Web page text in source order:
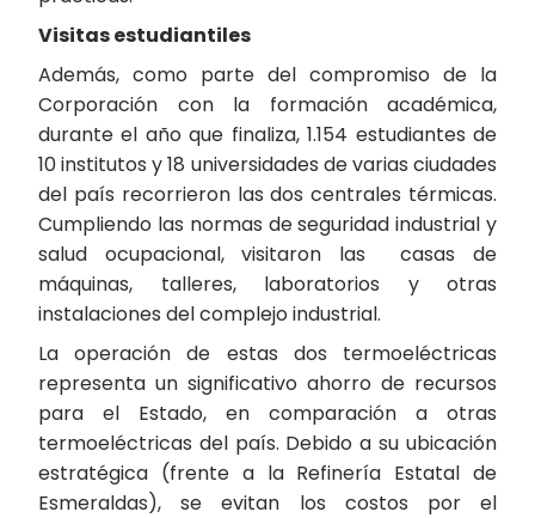
Visitas estudiantiles
Además, como parte del compromiso de la
Corporación con la formación académica,
durante el año que finaliza, 1.154 estudiantes de
10 institutos y 18 universidades de varias ciudades
del país recorrieron las dos centrales térmicas.
Cumpliendo las normas de seguridad industrial y
salud ocupacional, visitaron las casas de
máquinas, talleres, laboratorios y otras
instalaciones del complejo industrial.
La operación de estas dos termoeléctricas
representa un significativo ahorro de recursos
para el Estado, en comparación a otras
termoeléctricas del país. Debido a su ubicación
estratégica (frente a la Refinería Estatal de
Esmeraldas), se evitan los costos por el